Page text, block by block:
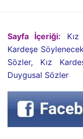
Sayfa İçeriği:
Kardeşe
Sözler, Kız
Duygusal Sözler